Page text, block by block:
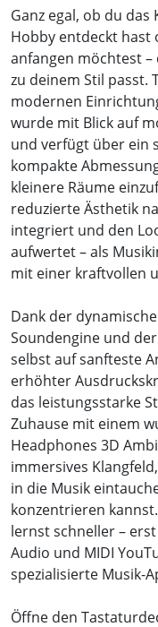
Ganz egal, ob du
Hobby entdeckt hast
anfangen möchtest
zu deinem Stil passt.
modernen
wurde mit Blick auf
und verfügt über ein
kompakte
kleinere Räume
reduzierte Ästhetik
integriert und den
aufwertet – als
mit einer kraftvollen
Dank der
Soundengine und
selbst auf sanfteste
erhöhter
das leistungsstarke
Zuhause mit einem
Headphones 3D
immersives
in die Musik
konzentrieren
lernst schneller –
Audio und MIDI
spezialisierte Musik-
Öffne den